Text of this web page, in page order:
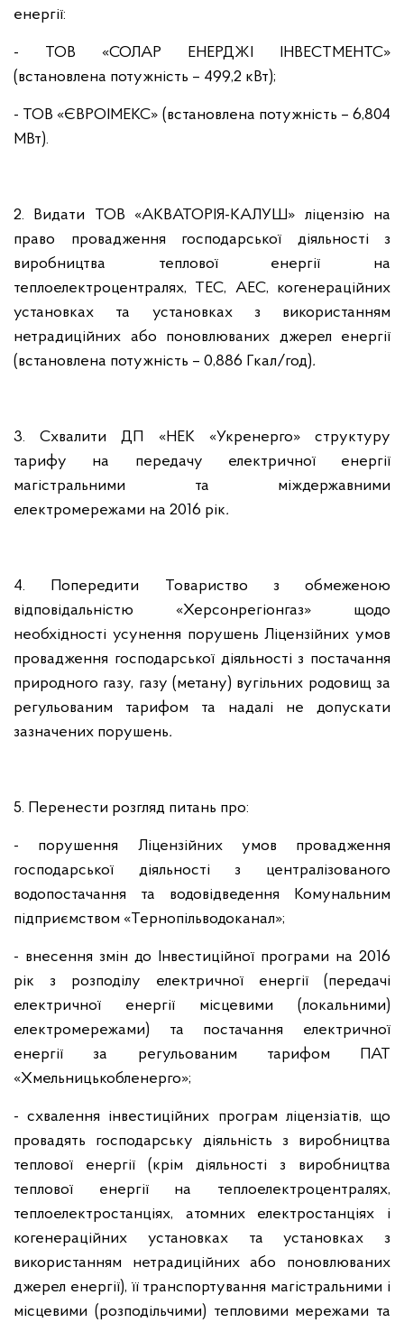
енергії:
- ТОВ «СОЛАР ЕНЕРДЖІ ІНВЕСТМЕНТС»
(встановлена потужність – 499,2 кВт);
- ТОВ «ЄВРОІМЕКС» (встановлена потужність – 6,804
МВт).
2. Видати ТОВ «АКВАТОРІЯ-КАЛУШ» ліцензію на
право провадження господарської діяльності з
виробництва теплової енергії на
теплоелектроцентралях, ТЕС, АЕС, когенераційних
установках та установках з використанням
нетрадиційних або поновлюваних джерел енергії
(встановлена потужність – 0,886 Гкал/год).
3. Схвалити ДП «НЕК «Укренерго» структуру
тарифу на передачу електричної енергії
магістральними та міждержавними
електромережами на 2016 рік.
4. Попередити Товариство з обмеженою
відповідальністю «Херсонрегіонгаз» щодо
необхідності усунення порушень Ліцензійних умов
провадження господарської діяльності з постачання
природного газу, газу (метану) вугільних родовищ за
регульованим тарифом та надалі не допускати
зазначених порушень.
5. Перенести розгляд питань про:
- порушення Ліцензійних умов провадження
господарської діяльності з централізованого
водопостачання та водовідведення Комунальним
підприємством «Тернопільводоканал»;
- внесення змін до Інвестиційної програми на 2016
рік з розподілу електричної енергії (передачі
електричної енергії місцевими (локальними)
електромережами) та постачання електричної
енергії за регульованим тарифом ПАТ
«Хмельницькобленерго»;
- схвалення інвестиційних програм ліцензіатів, що
провадять господарську діяльність з виробництва
теплової енергії (крім діяльності з виробництва
теплової енергії на теплоелектроцентралях,
теплоелектростанціях, атомних електростанціях і
когенераційних установках та установках з
використанням нетрадиційних або поновлюваних
джерел енергії), її транспортування магістральними і
місцевими (розподільчими) тепловими мережами та